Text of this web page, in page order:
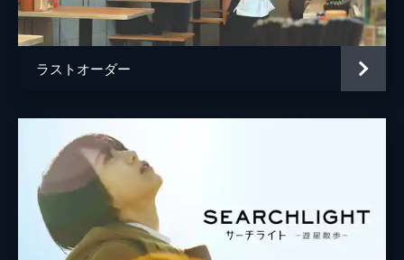
ラストオーダー